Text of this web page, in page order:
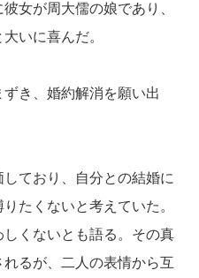
女が周大儒の娘であり、
いに喜んだ。
き、婚約解消を願い出
ており、自分との結婚に
たくないと考えていた。
くないとも語る。その真
るが、二人の表情から互